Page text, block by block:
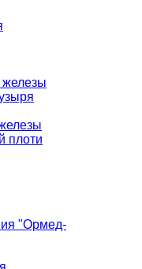
железы
плоти
"Ормед-